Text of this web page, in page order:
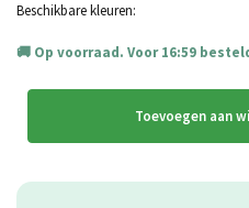
Beschikbare kleuren:
Op voorraad. Voor 16:59
Toevoegen aan